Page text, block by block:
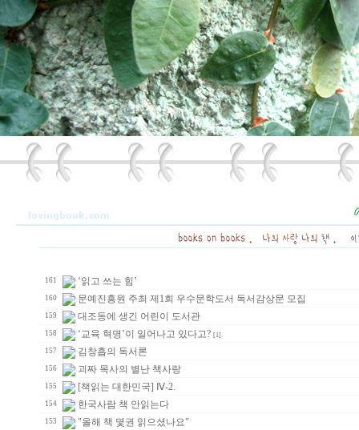
161 ‘읽고 쓰는 힘’
160 문예진흥원 주최 제1회 우수문학도서 독서감상문 모집
159 대조동에 생긴 어린이 도서관
158 ‘교육 혁명’이 일어나고 있다고? [1]
157 김창흡의 독서론
156 괴짜 목사의 별난 책사랑
155 [책읽는 대한민국] Ⅳ-2.
154 한국사람 책 안읽는다
153 "올해 책 몇권 읽으셨나요"